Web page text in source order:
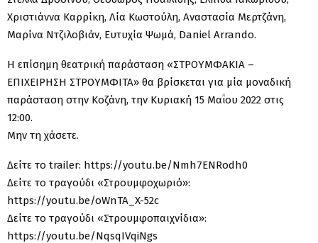
Χριστιάννα Καρρίκη, Λία Κωστούλη, Αναστασία Μερτζάνη,
Μαρίνα Ντζιλοβιάν, Ευτυχία Ψωμά, Daniel Arrando.
Η επίσημη θεατρική παράσταση «ΣΤΡΟΥΜΦΑΚΙΑ –
ΕΠΙΧΕΙΡΗΣΗ ΣΤΡΟΥΜΦΙΤΑ» θα βρίσκεται για μία μοναδική
παράσταση στην Κοζάνη, την Κυριακή 15 Μαΐου 2022 στις
12:00.
Μην τη χάσετε.
Δείτε το trailer: https://youtu.be/Nmh7ENRodh0
Δείτε το τραγούδι «Στρουμφοχωριό»:
https://youtu.be/oWnTA_X-52c
Δείτε το τραγούδι «Στρουμφοπαιχνίδια»:
https://youtu.be/NqsqIVqiNgs